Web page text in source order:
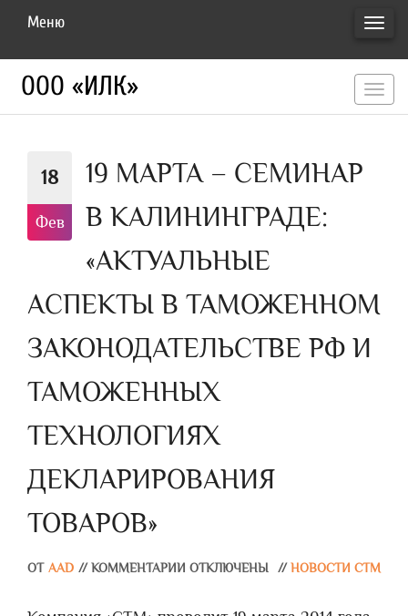
Меню
ООО «ИЛК»
18
Фев
19 МАРТА – СЕМИНАР
В КАЛИНИНГРАДЕ:
«АКТУАЛЬНЫЕ
АСПЕКТЫ В ТАМОЖЕННОМ
ЗАКОНОДАТЕЛЬСТВЕ РФ И
ТАМОЖЕННЫХ
ТЕХНОЛОГИЯХ
ДЕКЛАРИРОВАНИЯ
ТОВАРОВ»
ОТ AAD // КОММЕНТАРИИ ОТКЛЮЧЕНЫ // НОВОСТИ СТМ